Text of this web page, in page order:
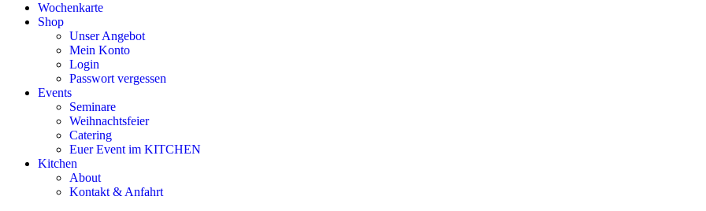
Wochenkarte
Shop
Unser Angebot
Mein Konto
Login
Passwort vergessen
Events
Seminare
Weihnachtsfeier
Catering
Euer Event im KITCHEN
Kitchen
About
Kontakt & Anfahrt